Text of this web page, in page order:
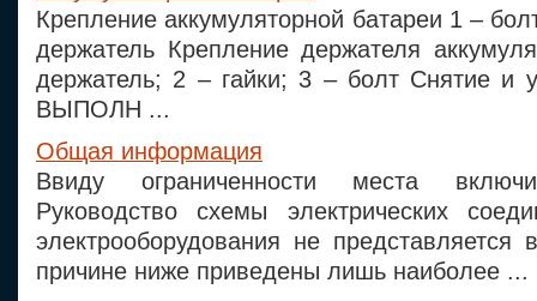
Крепление аккумуляторной батареи 1 –
держатель Крепление держателя
держатель; 2 – гайки; 3 – болт Снятие и
ВЫПОЛН ...
Общая информация
Ввиду ограниченности места
Руководство схемы электрических
электрооборудования не
причине ниже приведены лишь наиболее ...